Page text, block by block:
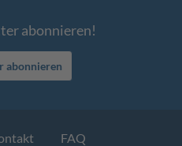
abonnieren!
abonnieren
FAQ